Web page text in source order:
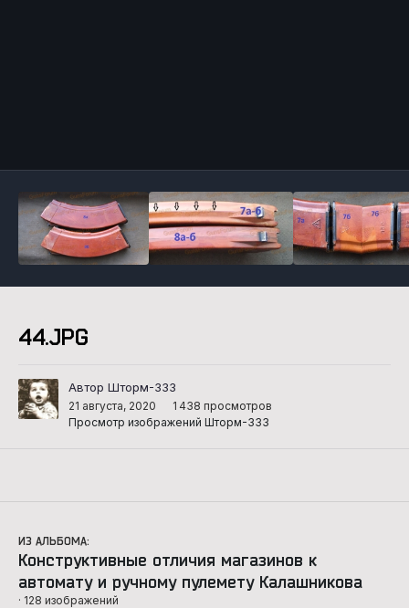
44.JPG
Автор Шторм-333
21 августа, 2020
1 438 просмотров
Просмотр изображений Шторм-333
ИЗ АЛЬБОМА:
Конструктивные отличия магазинов к
автомату и ручному пулемету Калашникова
· 128 изображений